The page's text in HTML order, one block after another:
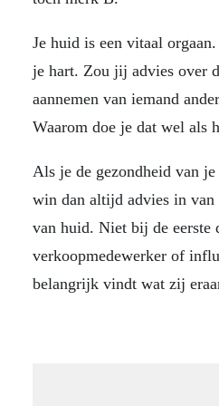
Je huid is een vitaal
je hart. Zou jij advies over
aannemen van iemand
Waarom doe je dat wel als
Als je de gezondheid van
win dan altijd advies in van
van huid. Niet bij de eerste
verkoopmedewerker of
belangrijk vindt wat zij